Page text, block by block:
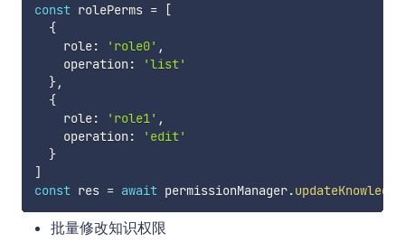
const rolePerms =
[
{
    role
: 'role0' ,
    operation
:
'list'
},
{
    role
: 'role1' ,
    operation
:
'edit'
}
]
const res = await permissionManager.
批量修改知识权限